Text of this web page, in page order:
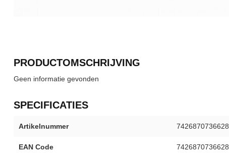
PRODUCTOMSCHRIJVING
Geen informatie gevonden
SPECIFICATIES
Artikelnummer 7426870736628
EAN Code 7426870736628